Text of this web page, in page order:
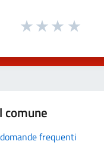
comune
frequenti